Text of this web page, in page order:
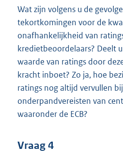
Wat zijn volgens u de
tekortkomingen voor de
onafhankelijkheid van
kredietbeoordelaars? Deelt
waarde van ratings door
kracht inboet? Zo ja, hoe
ratings nog altijd vervullen
onderpandvereisten van
waaronder de ECB?
Vraag 4